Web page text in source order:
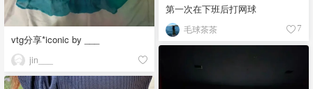
第一次在下班后打网球
毛球茶茶 7
vtg分享*iconic by ___
jin___